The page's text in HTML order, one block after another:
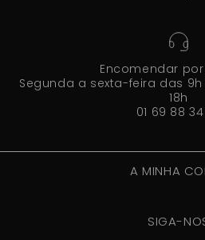
Encomendar
Segunda a sexta-feira das 9h
18h
01 69 88
A MINHA
SIGA-